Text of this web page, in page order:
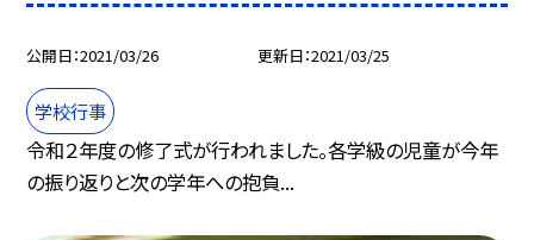
公開日 2021/03/26 更新日 2021/03/25
学校行事
令和２年度の修了式が行われました。各学級の児童が今年
の振り返りと次の学年への抱負...